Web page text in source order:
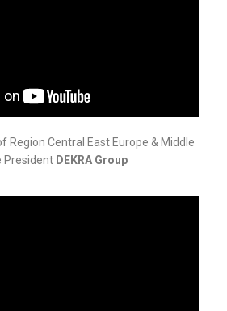
Region Central East Europe & Middle
President DEKRA Group